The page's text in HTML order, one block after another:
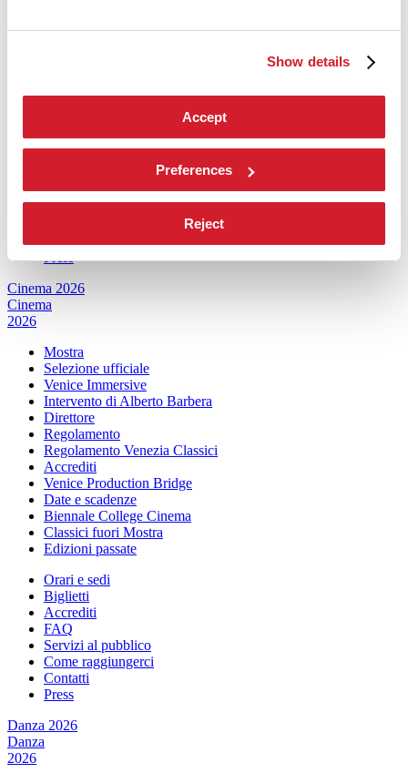
Show details
Accept
Preferences
Reject
2027
Partecipazioni Nazionali (procedura)
Eventi Collaterali (procedura)
Orari e sedi
Press
Cinema 2026
Cinema
2026
Mostra
Selezione ufficiale
Venice Immersive
Intervento di Alberto Barbera
Direttore
Regolamento
Regolamento Venezia Classici
Accrediti
Venice Production Bridge
Date e scadenze
Biennale College Cinema
Classici fuori Mostra
Edizioni passate
Orari e sedi
Biglietti
Accrediti
FAQ
Servizi al pubblico
Come raggiungerci
Contatti
Press
Danza 2026
Danza
2026